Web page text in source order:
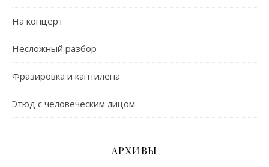
На концерт
Несложный разбор
Фразировка и кантилена
Этюд с человеческим лицом
АРХИВЫ